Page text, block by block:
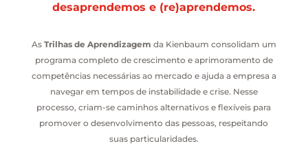
desaprendemos e (re)aprendemos.
AsTrilhas de Aprendizagem da Kienbaum consolidam um
programa completo de crescimento e aprimoramento de
competências necessárias ao mercado e ajuda a empresa a
navegar em tempos de instabilidade e crise. Nesse
processo, criam-se caminhos alternativos e flexíveis para
promover o desenvolvimento das pessoas, respeitando
suas particularidades.